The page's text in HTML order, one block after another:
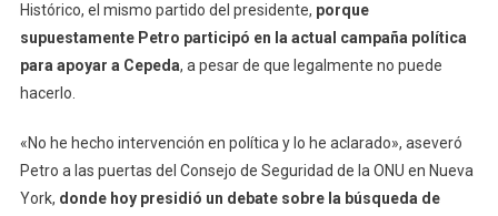
Histórico, el mismo partido del presidente, porque
supuestamente Petro participó en la actual campaña política
para apoyar a Cepeda, a pesar de que legalmente no puede
hacerlo.
«No he hecho intervención en política y lo he aclarado», aseveró
Petro a las puertas del Consejo de Seguridad de la ONU en Nueva
York, donde hoy presidió un debate sobre la búsqueda de